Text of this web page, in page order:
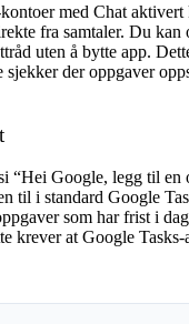
med Chat
fra samtaler. Du kan
uten å bytte app.
sjekker der oppgaver
“Hei Google, legg til en
til i standard Google
som har frist i
krever at Google Tasks-